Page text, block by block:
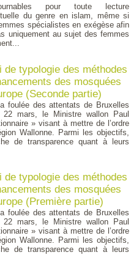
pour toute lecture
du genre en islam, même si
spécialistes en exégèse afin
uniquement au sujet des femmes
de typologie des méthodes
des mosquées
(Seconde partie)
foulée des attentats de Bruxelles
mars, le Ministre wallon Paul
» visant à mettre de l’ordre
Wallonne. Parmi les objectifs,
de transparence quant à leurs
de typologie des méthodes
des mosquées
(Première partie)
foulée des attentats de Bruxelles
mars, le Ministre wallon Paul
» visant à mettre de l’ordre
Wallonne. Parmi les objectifs,
de transparence quant à leurs